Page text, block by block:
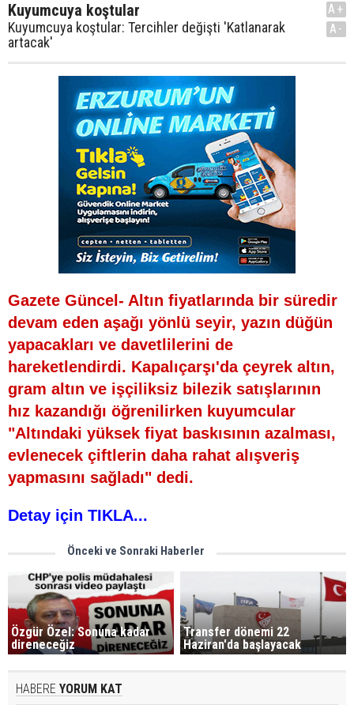
Kuyumcuya koştular
Kuyumcuya koştular: Tercihler değişti 'Katlanarak
artacak'
A+
A-
Gazete Güncel- Altın fiyatlarında bir süredir
devam eden aşağı yönlü seyir, yazın düğün
yapacakları ve davetlilerini de
hareketlendirdi. Kapalıçarşı'da çeyrek altın,
gram altın ve işçiliksiz bilezik satışlarının
hız kazandığı öğrenilirken kuyumcular
"Altındaki yüksek fiyat baskısının azalması,
evlenecek çiftlerin daha rahat alışveriş
yapmasını sağladı" dedi.
Detay için TIKLA...
Önceki ve Sonraki Haberler
Özgür Özel: Sonuna kadar
direneceğiz
Transfer dönemi 22
Haziran'da başlayacak
HABERE YORUM KAT